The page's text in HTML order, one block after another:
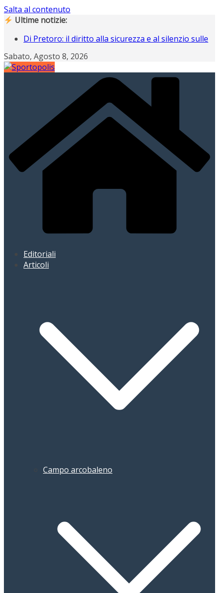
Salta al contenuto
Ultime notizie:
Di Pretoro: il diritto alla sicurezza e al silenzio sulle
Operazione Nostalgia, Gianluigi Buffon scende in
campo ad Ancona
Operazione Nostalgia svela i protagonisti del
raduno di Ancona
Campiani italiani 3D di Schilpario: assegnati i
tricolori individuali e a squadre
Gli italiani al Tour: CLASSIFICA FINALE, a Davide
Piganzoli la maglia gialla “italiana”
Sabato, Agosto 8, 2026
Editoriali
Articoli
Campo arcobaleno